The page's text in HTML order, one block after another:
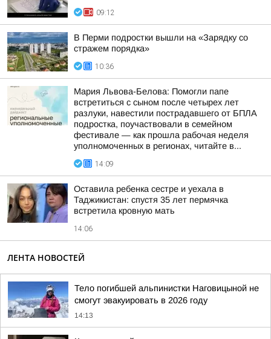
09:12
В Перми подростки вышли на «Зарядку со
стражем порядка»
10:36
Мария Львова-Белова: Помогли папе
встретиться с сыном после четырех лет
разлуки, навестили пострадавшего от БПЛА
подростка, поучаствовали в семейном
фестивале — как прошла рабочая неделя
уполномоченных в регионах, читайте в...
14:09
Оставила ребенка сестре и уехала в
Таджикистан: спустя 35 лет пермячка
встретила кровную мать
14:06
ЛЕНТА НОВОСТЕЙ
Тело погибшей альпинистки Наговицыной не
смогут эвакуировать в 2026 году
14:13